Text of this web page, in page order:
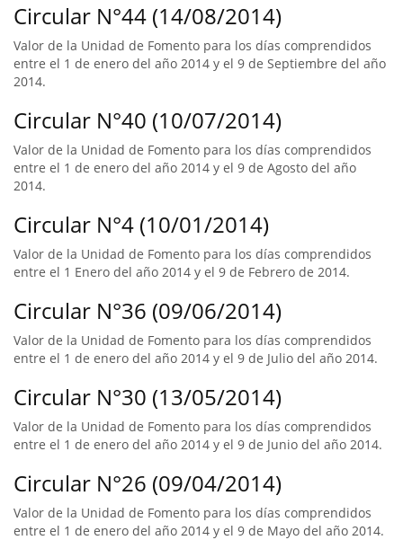
Circular N°44 (14/08/2014)
Valor de la Unidad de Fomento para los días comprendidos
entre el 1 de enero del año 2014 y el 9 de Septiembre del año
2014.
Circular N°40 (10/07/2014)
Valor de la Unidad de Fomento para los días comprendidos
entre el 1 de enero del año 2014 y el 9 de Agosto del año
2014.
Circular N°4 (10/01/2014)
Valor de la Unidad de Fomento para los días comprendidos
entre el 1 Enero del año 2014 y el 9 de Febrero de 2014.
Circular N°36 (09/06/2014)
Valor de la Unidad de Fomento para los días comprendidos
entre el 1 de enero del año 2014 y el 9 de Julio del año 2014.
Circular N°30 (13/05/2014)
Valor de la Unidad de Fomento para los días comprendidos
entre el 1 de enero del año 2014 y el 9 de Junio del año 2014.
Circular N°26 (09/04/2014)
Valor de la Unidad de Fomento para los días comprendidos
entre el 1 de enero del año 2014 y el 9 de Mayo del año 2014.